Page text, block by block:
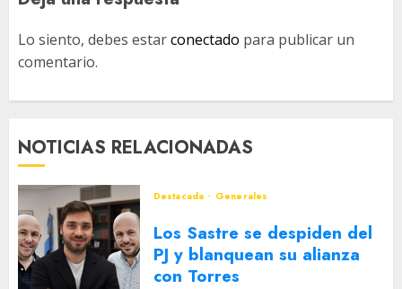
Lo siento, debes estarconectado para publicar un
comentario.
NOTICIAS RELACIONADAS
Destacada Generales
Los Sastre se despiden del
PJ y blanquean su alianza
con Torres